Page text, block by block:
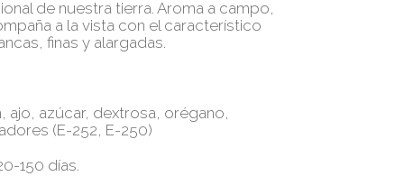
de nuestra tierra. Aroma a campo,
a la vista con el característico
finas y alargadas.
azúcar, dextrosa, orégano,
(E-252, E-250)
150 días.